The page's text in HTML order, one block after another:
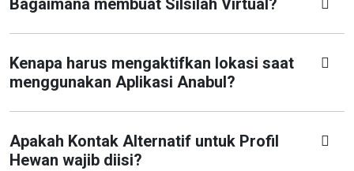
Bagaimana membuat Silsilah Virtual?
Kenapa harus mengaktifkan lokasi saat
menggunakan Aplikasi Anabul?
Apakah Kontak Alternatif untuk Profil
Hewan wajib diisi?